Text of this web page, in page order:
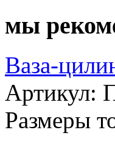
мы
Ваза-
Артикул:
Размеры